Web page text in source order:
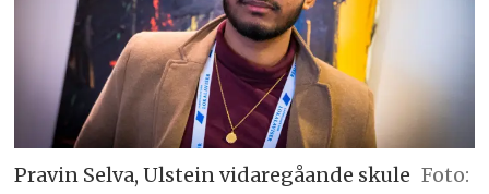
Pravin Selva, Ulstein vidaregåande skule Foto: